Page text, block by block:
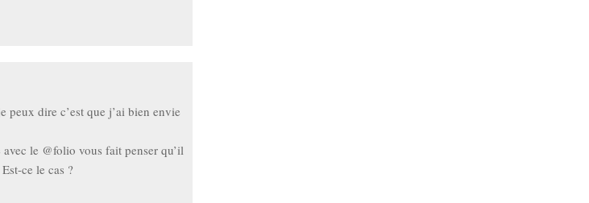
peux dire c’est que j’ai bien envie
le @folio vous fait penser qu’il
ce le cas ?